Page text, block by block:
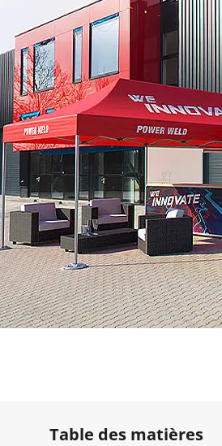
Table des matières